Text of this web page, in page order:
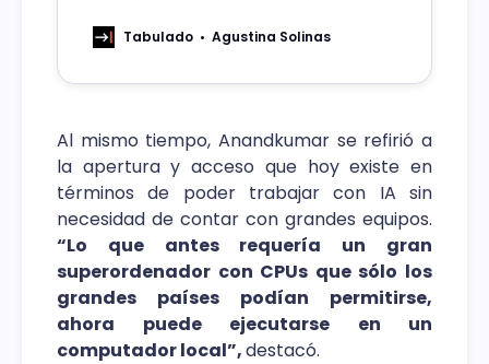
programar
Tabulado Agustina Solinas
Al mismo tiempo, Anandkumar se refirió a
la apertura y acceso que hoy existe en
términos de poder trabajar con IA sin
necesidad de contar con grandes equipos.
“Lo que antes requería un gran
superordenador con CPUs que sólo los
grandes países podían permitirse,
ahora puede ejecutarse en un
computador local”,destacó.